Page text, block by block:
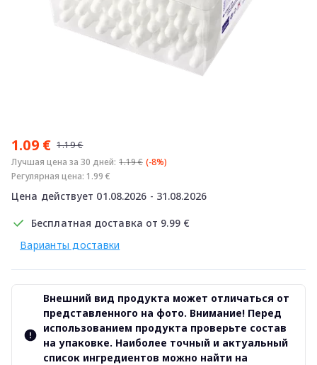
1.09 € 1.19 €
Лучшая цена за 30 дней: 1.19 € (-8%)
Регулярная цена: 1.99 €
Цена действует 01.08.2026 - 31.08.2026
Бесплатная доставка от 9.99 €
Варианты доставки
Внешний вид продукта может отличаться от
представленного на фото. Внимание! Перед
использованием продукта проверьте состав
на упаковке. Наиболее точный и актуальный
список ингредиентов можно найти на